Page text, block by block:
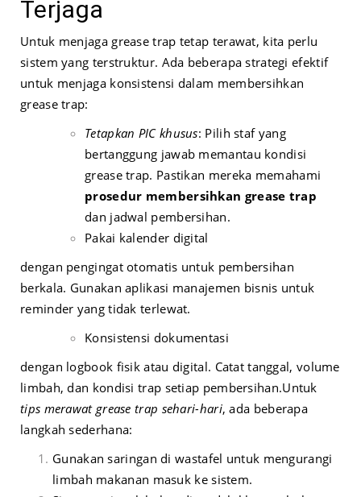
Terjaga
Untuk menjaga grease trap tetap terawat, kita perlu
sistem yang terstruktur. Ada beberapa strategi efektif
untuk menjaga konsistensi dalam membersihkan
grease trap:
Tetapkan PIC khusus: Pilih staf yang
bertanggung jawab memantau kondisi
grease trap. Pastikan mereka memahami
prosedur membersihkan grease trap
dan jadwal pembersihan.
Pakai kalender digital
dengan pengingat otomatis untuk pembersihan
berkala. Gunakan aplikasi manajemen bisnis untuk
reminder yang tidak terlewat.
Konsistensi dokumentasi
dengan logbook fisik atau digital. Catat tanggal, volume
limbah, dan kondisi trap setiap pembersihan.Untuk
tips merawat grease trap sehari-hari, ada beberapa
langkah sederhana:
Gunakan saringan di wastafel untuk mengurangi
limbah makanan masuk ke sistem.